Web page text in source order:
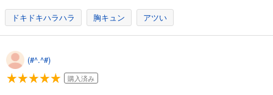
ドキドキハラハラ 胸キュン アツい
(#^.^#)
購入済み